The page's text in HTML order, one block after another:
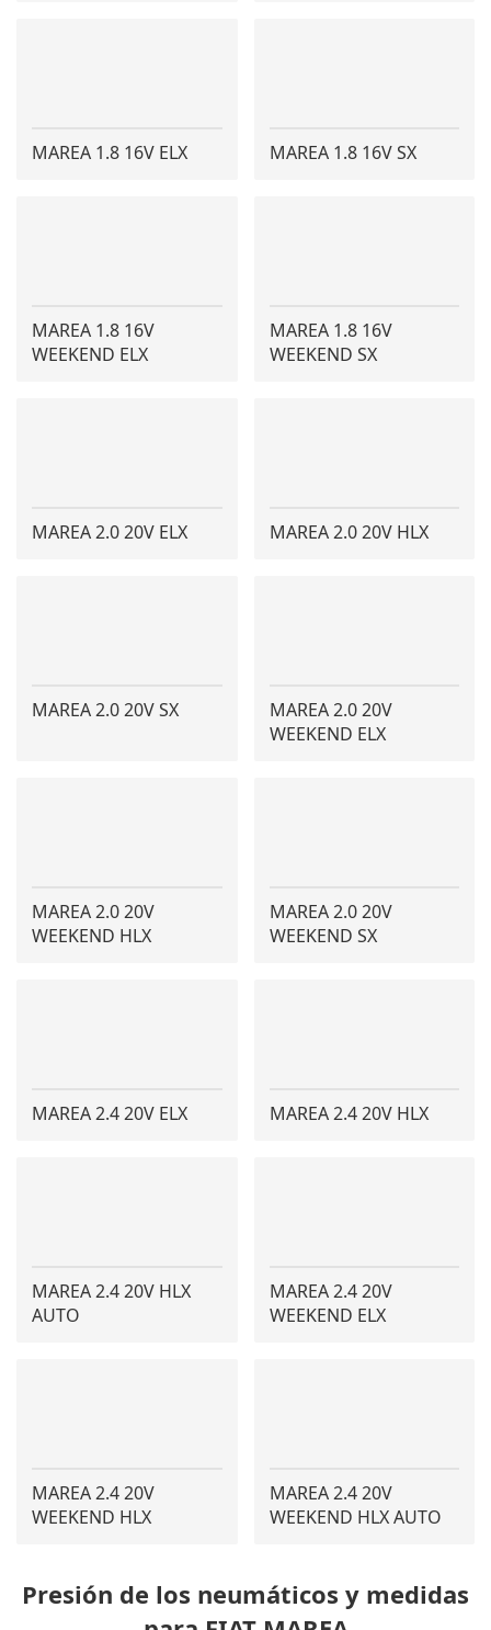
MAREA 1.8 16V ELX MAREA 1.8 16V SX
MAREA 1.8 16V
WEEKEND ELX
MAREA 1.8 16V
WEEKEND SX
MAREA 2.0 20V ELX MAREA 2.0 20V HLX
MAREA 2.0 20V SX
MAREA 2.0 20V
WEEKEND ELX
MAREA 2.0 20V
WEEKEND HLX
MAREA 2.0 20V
WEEKEND SX
MAREA 2.4 20V ELX MAREA 2.4 20V HLX
MAREA 2.4 20V HLX
AUTO
MAREA 2.4 20V
WEEKEND ELX
MAREA 2.4 20V
WEEKEND HLX
MAREA 2.4 20V
WEEKEND HLX AUTO
Presión de los neumáticos y medidas